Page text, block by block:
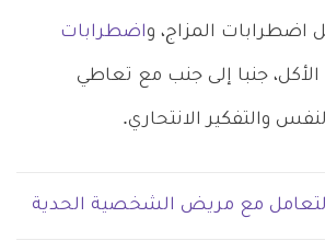
اضطرابات المزاج، واضطرابات
جنبا إلى جنب مع تعاطي
والتفكير الانتحاري.
مع مريض الشخصية الحدية